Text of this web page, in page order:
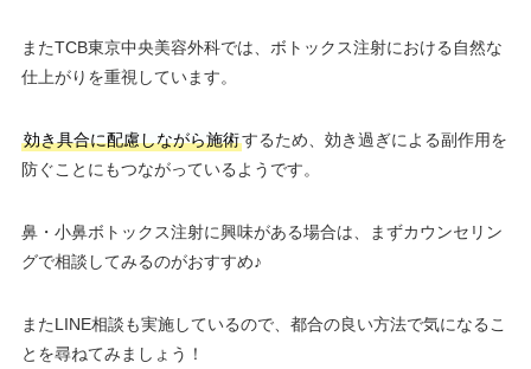
またTCB東京中央美容外科では、ボトックス注射における自然な
仕上がりを重視しています。
効き具合に配慮しながら施術するため、効き過ぎによる副作用を
防ぐことにもつながっているようです。
鼻・小鼻ボトックス注射に興味がある場合は、まずカウンセリン
グで相談してみるのがおすすめ♪
またLINE相談も実施しているので、都合の良い方法で気になるこ
とを尋ねてみましょう！